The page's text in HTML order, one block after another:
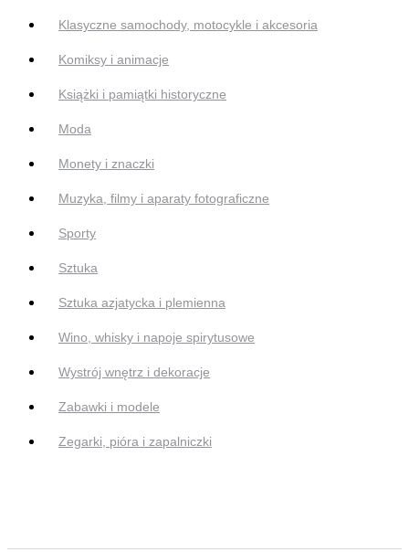
Klasyczne samochody, motocykle i akcesoria
Komiksy i animacje
Książki i pamiątki historyczne
Moda
Monety i znaczki
Muzyka, filmy i aparaty fotograficzne
Sporty
Sztuka
Sztuka azjatycka i plemienna
Wino, whisky i napoje spirytusowe
Wystrój wnętrz i dekoracje
Zabawki i modele
Zegarki, pióra i zapalniczki